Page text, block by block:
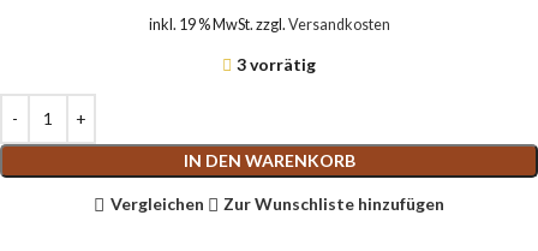
inkl. 19 % MwSt. zzgl. Versandkosten
3 vorrätig
IN DEN WARENKORB
Vergleichen Zur Wunschliste hinzufügen